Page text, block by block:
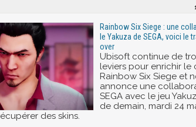
Rainbow Six Siege : une
le Yakuza de SEGA, voici le
over
Ubisoft continue de
leviers pour enrichir le
Rainbow Six Siege et
annonce une
SEGA avec le jeu
de demain, mardi 24
des skins.